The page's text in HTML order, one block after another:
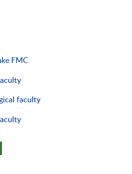
FMC
faculty